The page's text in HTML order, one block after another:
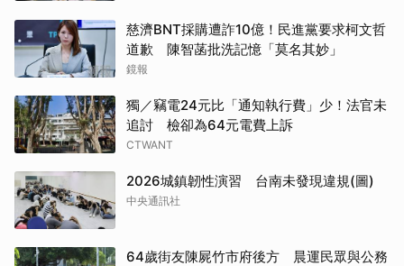
慈濟BNT採購遭詐10億！民進黨要求柯文哲
道歉 陳智菡批洗記憶「莫名其妙」
鏡報
獨／竊電24元比「通知執行費」少！法官未
追討 檢卻為64元電費上訴
CTWANT
2026城鎮韌性演習 台南未發現違規(圖)
中央通訊社
64歲街友陳屍竹市府後方 晨運民眾與公務